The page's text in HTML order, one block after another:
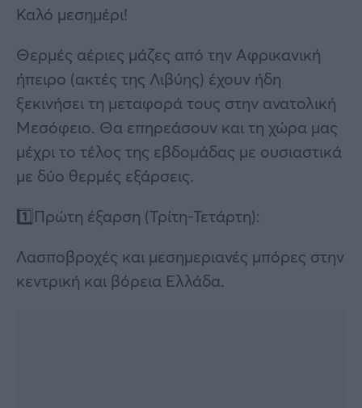
Καλό μεσημέρι!
Θερμές αέριες μάζες από την Αφρικανική
ήπειρο (ακτές της Λιβύης) έχουν ήδη
ξεκινήσει τη μεταφορά τους στην ανατολική
Μεσόφειο. Θα επηρεάσουν και τη χώρα μας
μέχρι το τέλος της εβδομάδας με ουσιαστικά
με δύο θερμές εξάρσεις.
1️⃣Πρώτη έξαρση (Τρίτη-Τετάρτη):
Λασποβροχές και μεσημεριανές μπόρες στην
κεντρική και βόρεια Ελλάδα.